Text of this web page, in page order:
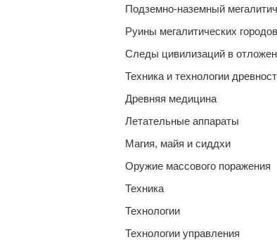
Подземно-наземный
Руины мегалитических
Следы цивилизаций в
Техника и технологии
Древняя медицина
Летательные аппараты
Магия, майя и сиддхи
Оружие массового поражения
Техника
Технологии
Технологии управления